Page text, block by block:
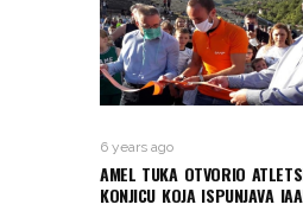
6 years ago
AMEL TUKA OTVORIO
KONJICU KOJA ISPUNJAVA